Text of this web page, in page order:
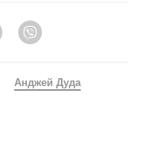
Telegram
Анджей Дуда